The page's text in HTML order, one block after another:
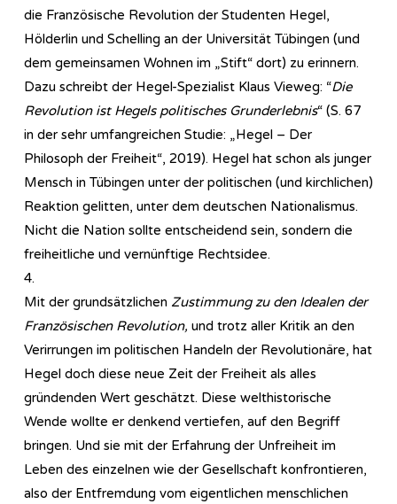
die Französische Revolution der Studenten Hegel,
Hölderlin und Schelling an der Universität Tübingen (und
dem gemeinsamen Wohnen im „Stift“ dort) zu erinnern.
Dazu schreibt der Hegel-Spezialist Klaus Vieweg: “Die
Revolution ist Hegels politisches Grunderlebnis“ (S. 67
in der sehr umfangreichen Studie: „Hegel – Der
Philosoph der Freiheit“, 2019). Hegel hat schon als junger
Mensch in Tübingen unter der politischen (und kirchlichen)
Reaktion gelitten, unter dem deutschen Nationalismus.
Nicht die Nation sollte entscheidend sein, sondern die
freiheitliche und vernünftige Rechtsidee.
4.
Mit der grundsätzlichen Zustimmung zu den Idealen der
Französischen Revolution, und trotz aller Kritik an den
Verirrungen im politischen Handeln der Revolutionäre, hat
Hegel doch diese neue Zeit der Freiheit als alles
gründenden Wert geschätzt. Diese welthistorische
Wende wollte er denkend vertiefen, auf den Begriff
bringen. Und sie mit der Erfahrung der Unfreiheit im
Leben des einzelnen wie der Gesellschaft konfrontieren,
also der Entfremdung vom eigentlichen menschlichen